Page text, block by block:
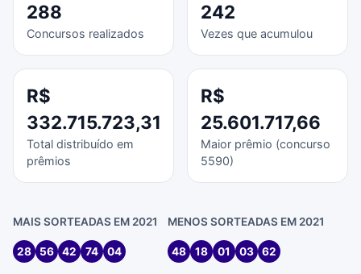
288
Concursos realizados
242
Vezes que acumulou
R$
332.715.723,31
Total distribuído em
prêmios
R$
25.601.717,66
Maior prêmio (concurso
5590)
MAIS SORTEADAS EM 2021
28 56 42 74 04
MENOS SORTEADAS EM 2021
48 18 01 03 62